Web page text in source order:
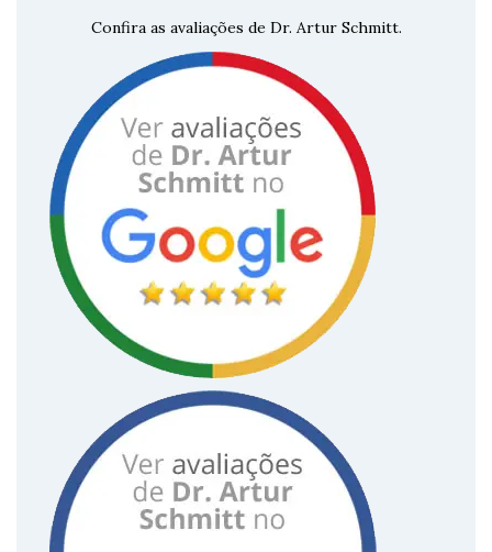
Confira as avaliações de Dr. Artur Schmitt.